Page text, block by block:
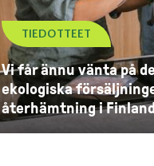
TIEDOTTEET
Vi får ännu vänta på
ekologiska
återhämtning i